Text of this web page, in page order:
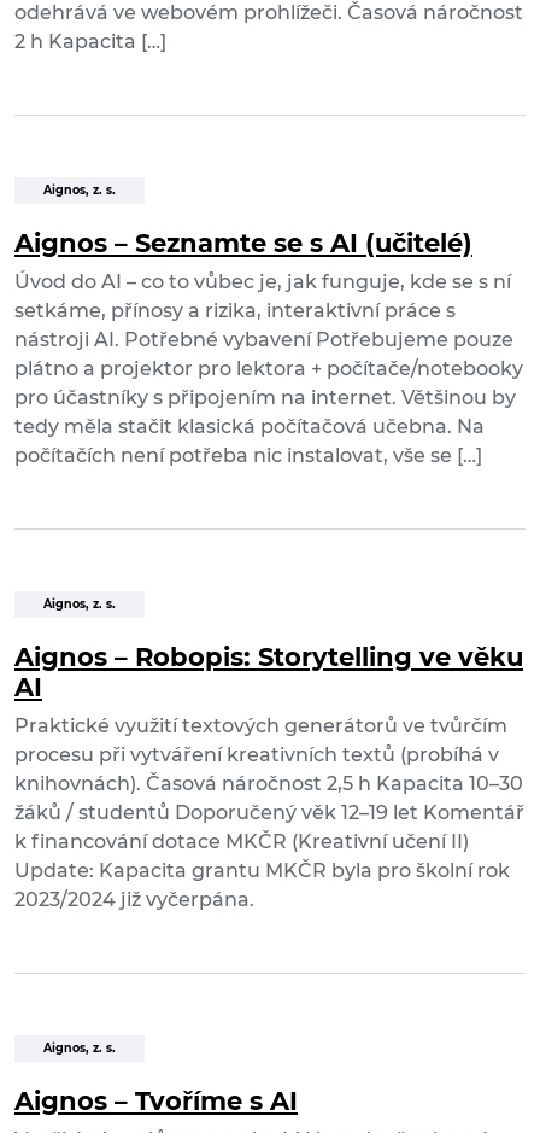
odehrává ve webovém prohlížeči. Časová náročnost
2 h Kapacita […]
Aignos, z. s.
Aignos – Seznamte se s AI (učitelé)
Úvod do AI – co to vůbec je, jak funguje, kde se s ní
setkáme, přínosy a rizika, interaktivní práce s
nástroji AI. Potřebné vybavení Potřebujeme pouze
plátno a projektor pro lektora + počítače/notebooky
pro účastníky s připojením na internet. Většinou by
tedy měla stačit klasická počítačová učebna. Na
počítačích není potřeba nic instalovat, vše se […]
Aignos, z. s.
Aignos – Robopis: Storytelling ve věku
AI
Praktické využití textových generátorů ve tvůrčím
procesu při vytváření kreativních textů (probíhá v
knihovnách). Časová náročnost 2,5 h Kapacita 10–30
žáků / studentů Doporučený věk 12–19 let Komentář
k financování dotace MKČR (Kreativní učení II)
Update: Kapacita grantu MKČR byla pro školní rok
2023/2024 již vyčerpána.
Aignos, z. s.
Aignos – Tvoříme s AI